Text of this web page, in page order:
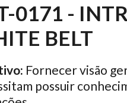
0171 -
BELT
Fornecer visão
possuir